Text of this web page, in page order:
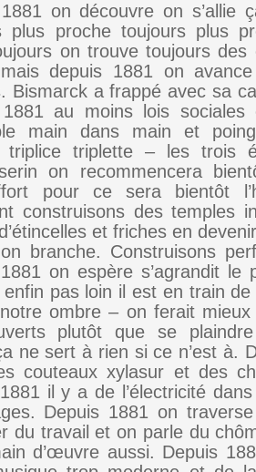
on découvre on s’allie
plus proche toujours plus
on trouve toujours
depuis 1881 on
Bismarck a frappé avec sa
1881 au moins lois sociales
main dans main et
triplice triplette – les trois
on recommencera
pour ce sera bientôt
construisons des temples
et friches en
branche. Construisons
on espère s’agrandit le
enfin pas loin il est en train
ombre – on ferait mieux
plutôt que se
ne sert à rien si ce n’est à.
couteaux xylasur et des
il y a de l’électricité
Depuis 1881 on traverse
du travail et on parle du
d’œuvre aussi. Depuis